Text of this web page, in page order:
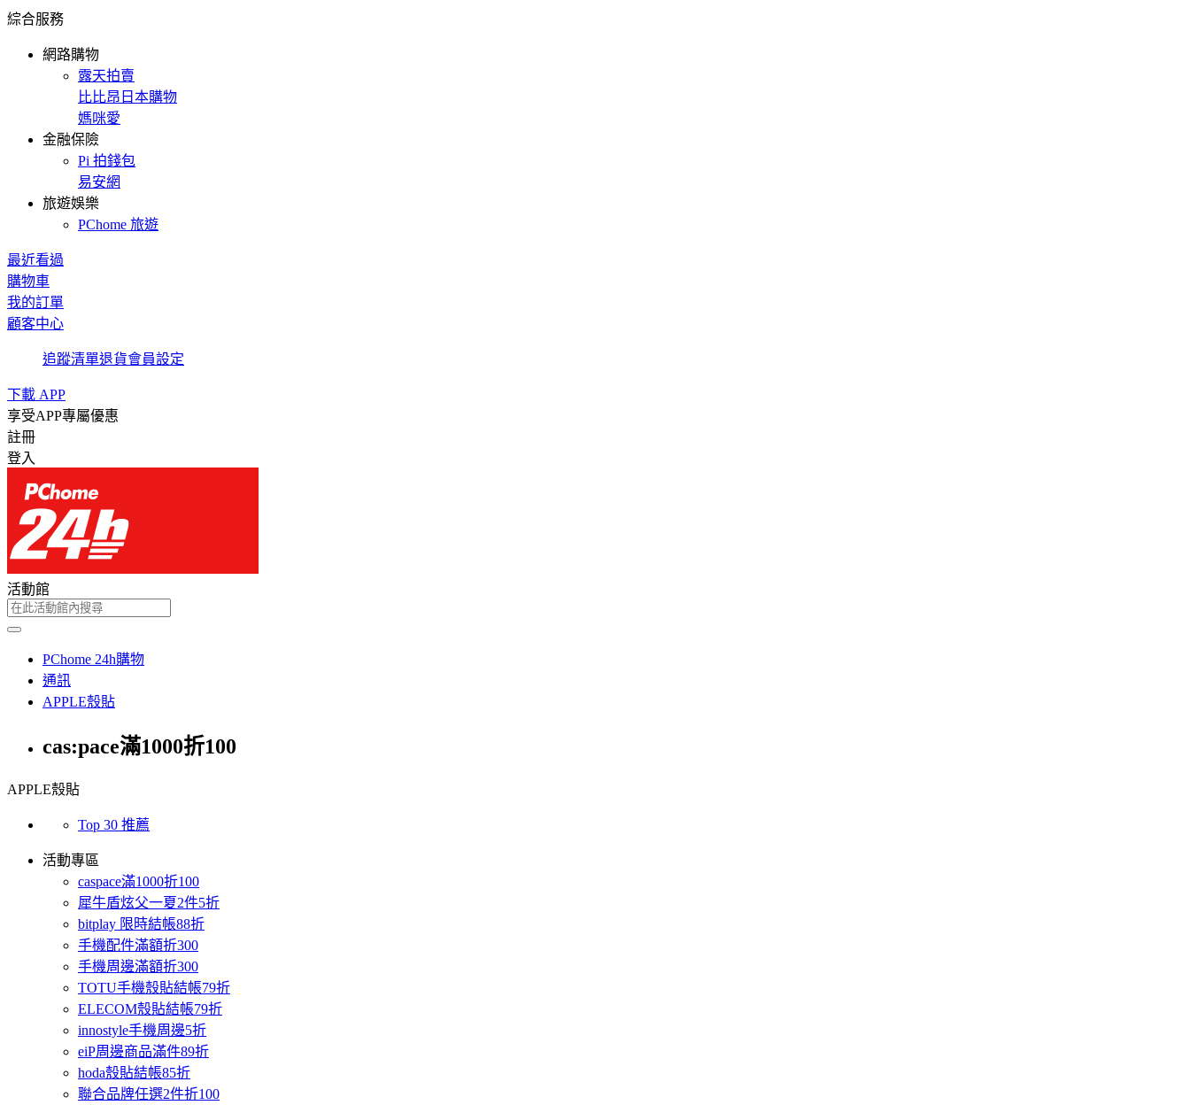
綜合服務
網路購物
露天拍賣
比比昂日本購物
媽咪愛
金融保險
Pi 拍錢包
易安網
旅遊娛樂
PChome 旅遊
最近看過
購物車
我的訂單
顧客中心
追蹤清單退貨會員設定
下載 APP
享受APP專屬優惠
註冊
登入
活動館
PChome 24h購物
通訊
APPLE殼貼
cas:pace滿1000折100
APPLE殼貼
Top 30 推薦
活動專區
caspace滿1000折100
犀牛盾炫父一夏2件5折
bitplay 限時結帳88折
手機配件滿額折300
手機周邊滿額折300
TOTU手機殼貼結帳79折
ELECOM殼貼結帳79折
innostyle手機周邊5折
eiP周邊商品滿件89折
hoda殼貼結帳85折
聯合品牌任選2件折100